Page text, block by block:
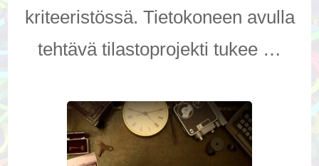
kriteeristössä. Tietokoneen avulla
tehtävä tilastoprojekti tukee …